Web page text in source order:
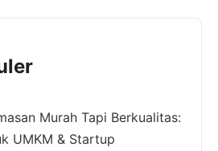
Murah Tapi Berkualitas:
UMKM & Startup